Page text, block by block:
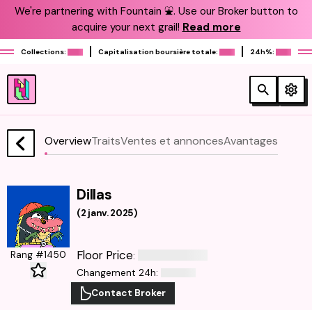
We're partnering with Fountain ⛲️. Use our Broker button to
acquire your next grail! Read more
Collections: Capitalisation boursière totale: 24h%:
OverviewTraitsVentes et annoncesAvantages
Dillas
(2 janv. 2025)
Rang #1450 Floor Price:
Changement 24h:
Contact Broker